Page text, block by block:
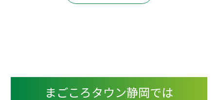
まごころタウン静岡では